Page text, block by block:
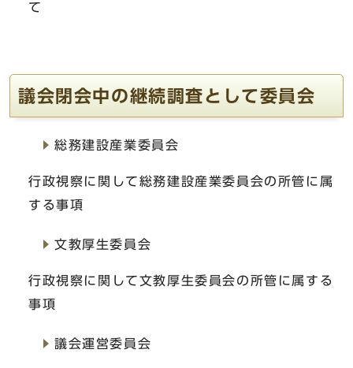
て
議会閉会中の継続調査として委員会
総務建設産業委員会
行政視察に関して総務建設産業委員会の所管に属
する事項
文教厚生委員会
行政視察に関して文教厚生委員会の所管に属する
事項
議会運営委員会